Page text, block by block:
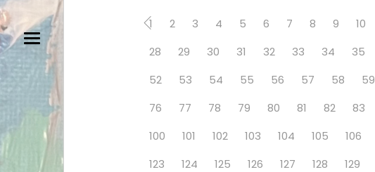
1 2 3 4 5 6 7 8 9 10
28
29 30 31 32 33 34 35
52
53 54 55 56 57 58 59
76
77 78 79 80 81 82 83
100
101 102 103 104 105 106
123
124 125 126 127 128 129